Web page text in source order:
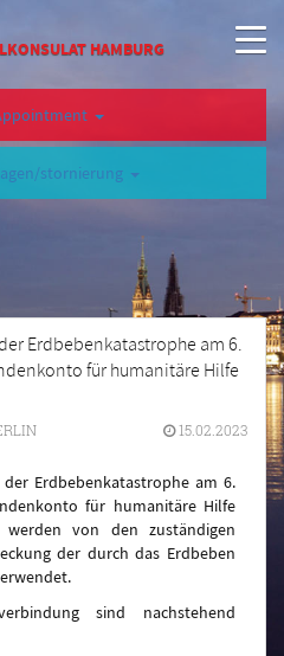
HAMBURG
stornierung
Erdbebenkatastrophe am 6.
für humanitäre Hilfe
15.02.2023
Erdbebenkatastrophe am 6.
für humanitäre Hilfe
werden von den zuständigen
der durch das Erdbeben
sind nachstehend